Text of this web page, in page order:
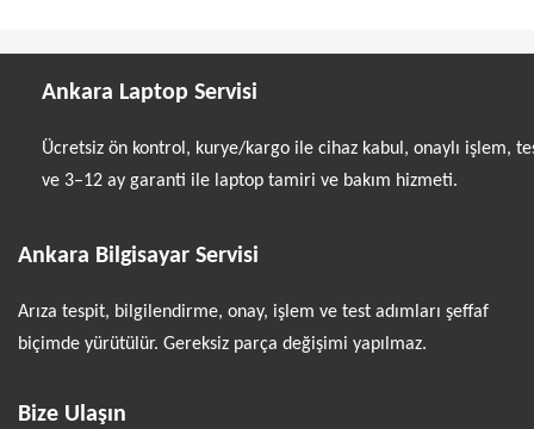
Ankara Laptop Servisi
Ücretsiz ön kontrol, kurye/kargo ile cihaz kabul, onaylı işlem,
ve 3–12 ay garanti ile laptop tamiri ve bakım hizmeti.
Ankara Bilgisayar Servisi
Arıza tespit, bilgilendirme, onay, işlem ve test adımları şeffaf
biçimde yürütülür. Gereksiz parça değişimi yapılmaz.
Bize Ulaşın